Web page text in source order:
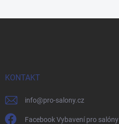
KONTAKT
info@pro-salony.cz
Facebook Vybavení pro salóny